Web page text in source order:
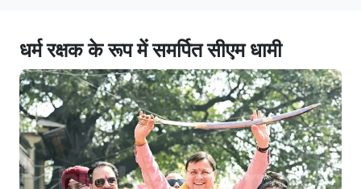
धर्म रक्षक के रूप में समर्पित सीएम धामी